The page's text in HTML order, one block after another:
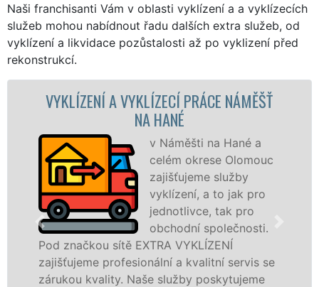
Naši franchisanti Vám v oblasti vyklízení a a vyklízecích
služeb mohou nabídnout řadu dalších extra služeb, od
vyklízení a likvidace pozůstalosti až po vyklizení před
rekonstrukcí.
VYKLÍZECÍ PRÁCE NÁMĚŠŤ
v Náměšti na Hané a
celém okrese Olomouc
zajišťujeme služby
vyklízení, a to jak pro
jednotlivce, tak pro
obchodní společnosti.
EXTRA VYKLÍZENÍ
a kvalitní servis se
Naše služby poskytujeme
VYKLÍZECÍ
tuto službu jak
osobám se